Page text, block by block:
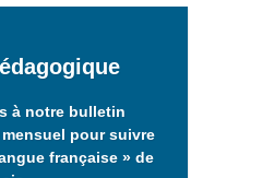
à notre bulletin
pour suivre
française » de